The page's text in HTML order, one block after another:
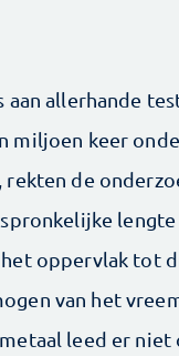
aan allerhande
miljoen keer
rekten de
lengte
oppervlak tot
van het
leed er niet